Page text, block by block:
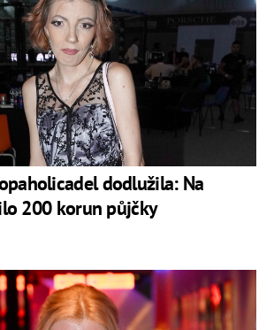
dodlužila: Na
200 korun půjčky